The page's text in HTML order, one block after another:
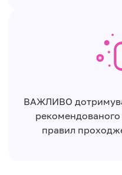
ВАЖЛИВО
рекомендованого
правил